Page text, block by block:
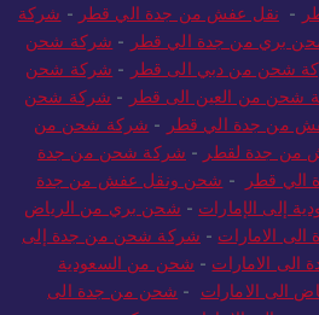
- نقل عفش من جدة الي قطر - شركة
بري من جدة الي قطر - شركة شحن
شحن من دبي الى قطر - شركة شحن
شحن من العين الى قطر - شركة شحن
من جدة الي قطر - شركة شحن من
جدة لقطر - شركة شحن من جدة
قطر - شحن ونقل عفش من جدة
إلى الإمارات - شحن بري من الرياض
الامارات - شركة شحن من جدة إلى
الامارات - شحن من السعودية
الى الامارات - شحن من جدة الى